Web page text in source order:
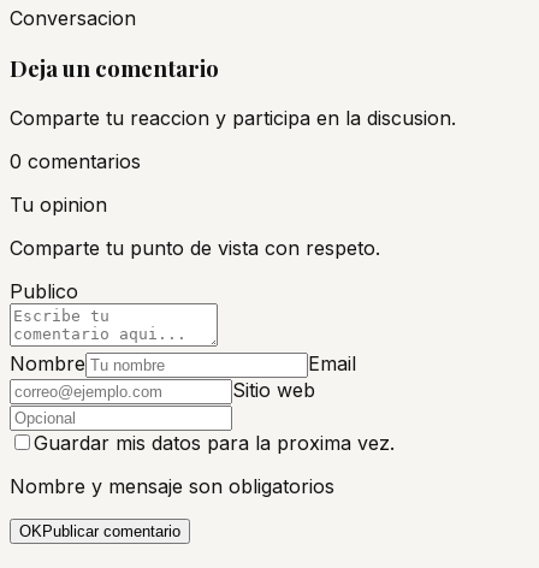
Conversacion
Deja un comentario
Comparte tu reaccion y participa en la discusion.
0 comentarios
Tu opinion
Comparte tu punto de vista con respeto.
Publico
Nombre
Email
Sitio web
Guardar mis datos para la proxima vez.
Nombre y mensaje son obligatorios
OK Publicar comentario